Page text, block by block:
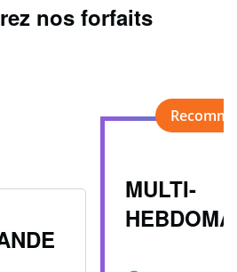
nos forfaits
MULTI-